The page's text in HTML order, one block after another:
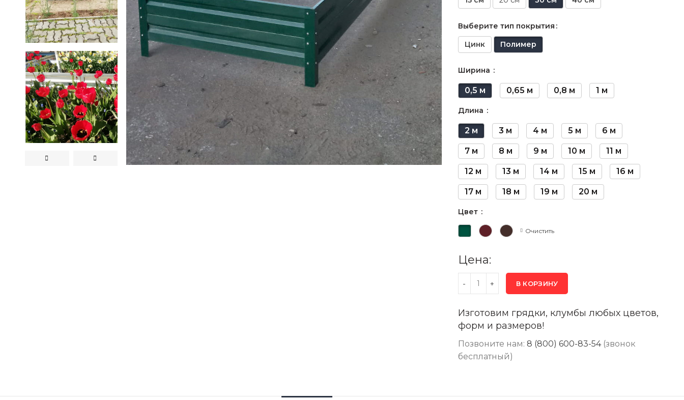
Выберите тип покрытия
Цинк
Полимер
Ширина
0,5 м 0,65 м 0,8 м 1 м
Длина
2 м 3 м 4 м 5 м 6 м
7 м 8 м 9 м 10 м 11 м
12 м 13 м 14 м 15 м 16 м
17 м 18 м 19 м 20 м
Цвет
Очистить
Цена:
В КОРЗИНУ
Изготовим грядки, клумбы любых цветов,
форм и размеров!
Позвоните нам: 8 (800) 600-83-54(звонок
бесплатный)